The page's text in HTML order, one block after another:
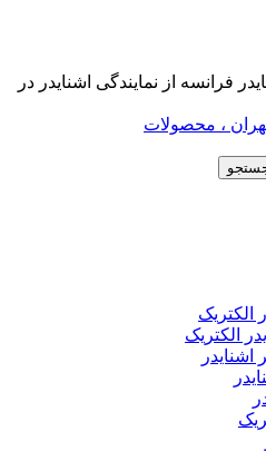
فرانسه از نمایندگی اشنایدر در
الکتریک
الکتریک
اشنایدر